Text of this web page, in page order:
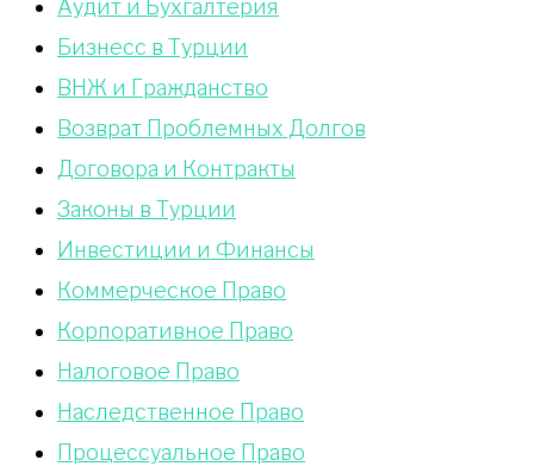
Аудит и Бухгалтерия
Бизнесс в Турции
ВНЖ и Гражданство
Возврат Проблемных Долгов
Договора и Контракты
Законы в Турции
Инвестиции и Финансы
Коммерческое Право
Корпоративное Право
Налоговое Право
Наследственное Право
Процессуальное Право